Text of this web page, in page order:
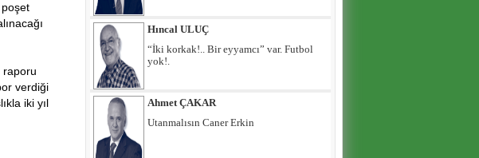
poşet
raporu
verdiği
iki yıl
Ahmet ÇAKAR
Utanmalısın Caner Erkin
Hilal Kaplan
DEAŞ bitti sırada ne var?